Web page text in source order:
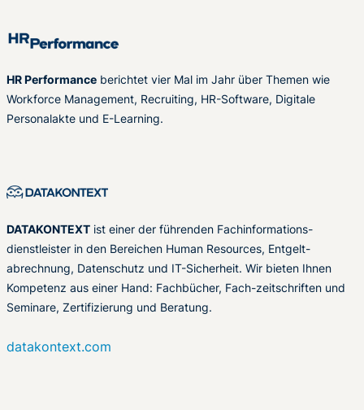
HR Performance berichtet vier Mal im Jahr über Themen wie
Workforce Management, Recruiting, HR-Software, Digitale
Personalakte und E-Learning.
DATAKONTEXT ist einer der führenden Fachinformations-
dienstleister in den Bereichen Human Resources, Entgelt-
abrechnung, Datenschutz und IT-Sicherheit. Wir bieten Ihnen
Kompetenz aus einer Hand: Fachbücher, Fach-zeitschriften und
Seminare, Zertifizierung und Beratung.
datakontext.com